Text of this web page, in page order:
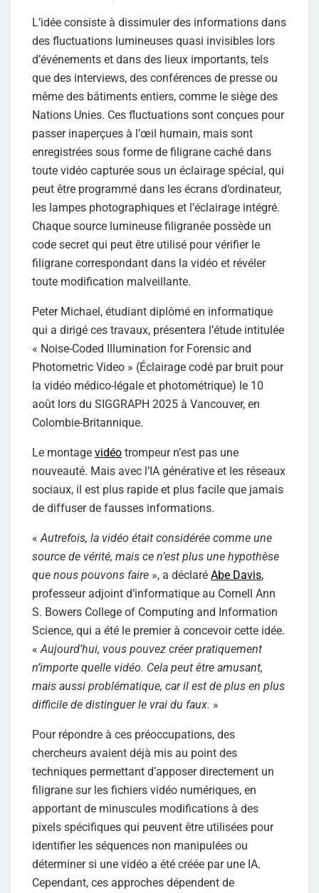
L’idée consiste à dissimuler des informations dans
des fluctuations lumineuses quasi invisibles lors
d’événements et dans des lieux importants, tels
que des interviews, des conférences de presse ou
même des bâtiments entiers, comme le siège des
Nations Unies. Ces fluctuations sont conçues pour
passer inaperçues à l’œil humain, mais sont
enregistrées sous forme de filigrane caché dans
toute vidéo capturée sous un éclairage spécial, qui
peut être programmé dans les écrans d’ordinateur,
les lampes photographiques et l’éclairage intégré.
Chaque source lumineuse filigranée possède un
code secret qui peut être utilisé pour vérifier le
filigrane correspondant dans la vidéo et révéler
toute modification malveillante.
Peter Michael, étudiant diplômé en informatique
qui a dirigé ces travaux, présentera l’étude intitulée
« Noise-Coded Illumination for Forensic and
Photometric Video » (Éclairage codé par bruit pour
la vidéo médico-légale et photométrique) le 10
août lors du SIGGRAPH 2025 à Vancouver, en
Colombie-Britannique.
Le montage vidéo trompeur n’est pas une
nouveauté. Mais avec l’IA générative et les réseaux
sociaux, il est plus rapide et plus facile que jamais
de diffuser de fausses informations.
« Autrefois, la vidéo était considérée comme une
source de vérité, mais ce n’est plus une hypothèse
que nous pouvons faire », a déclaré Abe Davis,
professeur adjoint d’informatique au Cornell Ann
S. Bowers College of Computing and Information
Science, qui a été le premier à concevoir cette idée.
« Aujourd’hui, vous pouvez créer pratiquement
n’importe quelle vidéo. Cela peut être amusant,
mais aussi problématique, car il est de plus en plus
difficile de distinguer le vrai du faux. »
Pour répondre à ces préoccupations, des
chercheurs avaient déjà mis au point des
techniques permettant d’apposer directement un
filigrane sur les fichiers vidéo numériques, en
apportant de minuscules modifications à des
pixels spécifiques qui peuvent être utilisées pour
identifier les séquences non manipulées ou
déterminer si une vidéo a été créée par une IA.
Cependant, ces approches dépendent de